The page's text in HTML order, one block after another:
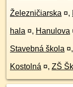
Železničiarska ¤,
hala ¤, Hanulova
Stavebná škola ¤,
Kostolná ¤, ZŠ